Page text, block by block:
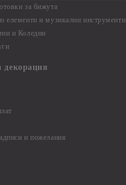
за бижута
елементи и музикални инструменти
и Коледни
декорация
и пожелания